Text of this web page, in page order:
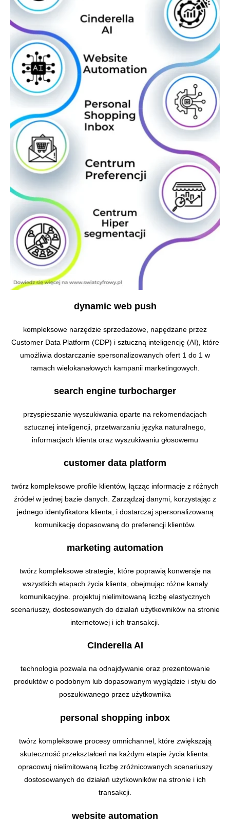
dynamic web push
kompleksowe narzędzie sprzedażowe, napędzane przez
Customer Data Platform (CDP) i sztuczną inteligencję (AI), które
umożliwia dostarczanie spersonalizowanych ofert 1 do 1 w
ramach wielokanałowych kampanii marketingowych.
search engine turbocharger
przyspieszanie wyszukiwania oparte na rekomendacjach
sztucznej inteligencji, przetwarzaniu języka naturalnego,
informacjach klienta oraz wyszukiwaniu głosowemu
customer data platform
twórz kompleksowe profile klientów, łącząc informacje z różnych
źródeł w jednej bazie danych. Zarządzaj danymi, korzystając z
jednego identyfikatora klienta, i dostarczaj spersonalizowaną
komunikację dopasowaną do preferencji klientów.
marketing automation
twórz kompleksowe strategie, które poprawią konwersje na
wszystkich etapach życia klienta, obejmując różne kanały
komunikacyjne. projektuj nielimitowaną liczbę elastycznych
scenariuszy, dostosowanych do działań użytkowników na stronie
internetowej i ich transakcji.
Cinderella AI
technologia pozwala na odnajdywanie oraz prezentowanie
produktów o podobnym lub dopasowanym wyglądzie i stylu do
poszukiwanego przez użytkownika
personal shopping inbox
twórz kompleksowe procesy omnichannel, które zwiększają
skuteczność przekształceń na każdym etapie życia klienta.
opracowuj nielimitowaną liczbę zróżnicowanych scenariuszy
dostosowanych do działań użytkowników na stronie i ich
transakcji.
website automation